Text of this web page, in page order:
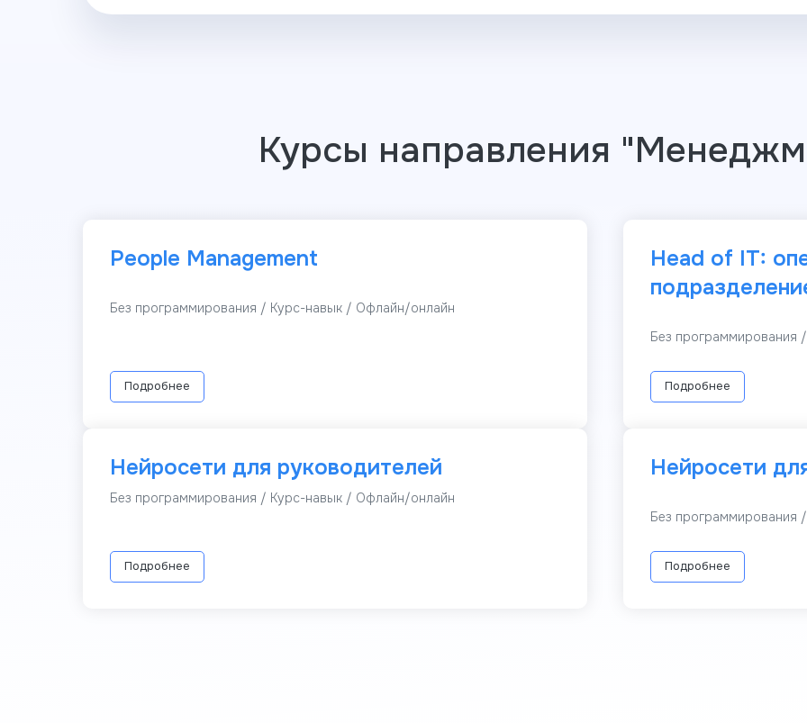
Курсы направления
People Management
Без программирования / Курс-навык / Офлайн/онлайн
Подробнее
Head of IT:
Без программирования
Подробнее
Нейросети для руководителей
Без программирования / Курс-навык / Офлайн/онлайн
Подробнее
Нейросети
Без
Подробнее